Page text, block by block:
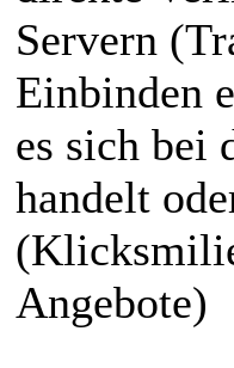
Servern
Einbinden
es sich bei
handelt
Angebote)